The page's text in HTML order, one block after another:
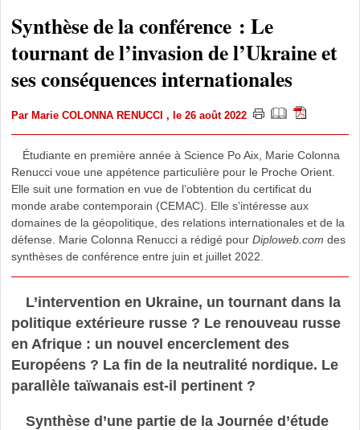
Synthèse de la conférence : Le
tournant de l’invasion de l’Ukraine et
ses conséquences internationales
Par Marie COLONNA RENUCCI , le 26 août 2022
Étudiante en première année à Science Po Aix, Marie Colonna
Renucci voue une appétence particulière pour le Proche Orient.
Elle suit une formation en vue de l’obtention du certificat du
monde arabe contemporain (CEMAC). Elle s’intéresse aux
domaines de la géopolitique, des relations internationales et de la
défense. Marie Colonna Renucci a rédigé pour Diploweb.com des
synthèses de conférence entre juin et juillet 2022.
L’intervention en Ukraine, un tournant dans la
politique extérieure russe ? Le renouveau russe
en Afrique : un nouvel encerclement des
Européens ? La fin de la neutralité nordique. Le
parallèle taïwanais est-il pertinent ?
Synthèse d’une partie de la Journée d’étude